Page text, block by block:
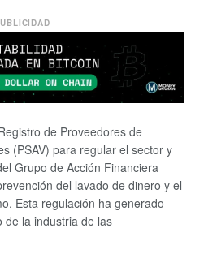
de Proveedores de
(PSAV) para regular el sector y
Grupo de Acción Financiera
del lavado de dinero y el
Esta regulación ha generado
de la industria de las